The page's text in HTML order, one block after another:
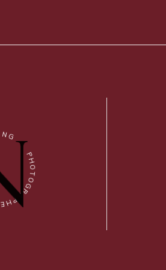
DING
-
P
H
O
T
O
G
R
A
P